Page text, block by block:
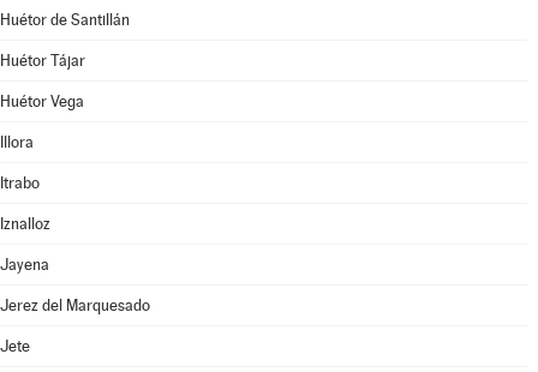
Huétor de Santillán
Huétor Tájar
Huétor Vega
Illora
Itrabo
Iznalloz
Jayena
Jerez del Marquesado
Jete